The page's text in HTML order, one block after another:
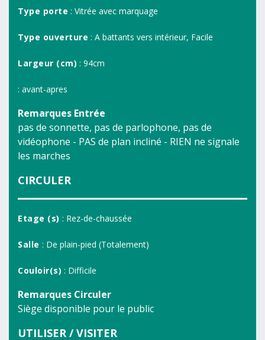
Type porte : Vitrée avec marquage
Type ouverture : A battants vers intérieur, Facile
Largeur (cm) : 94cm
: avant-apres
Remarques Entrée
pas de sonnette, pas de parlophone, pas de
vidéophone - PAS de plan incliné - RIEN ne signale
les marches
CIRCULER
Etage (s) : Rez-de-chaussée
Salle : De plain-pied (Totalement)
Couloir(s) : Difficile
Remarques Circuler
Siège disponible pour le public
UTILISER / VISITER